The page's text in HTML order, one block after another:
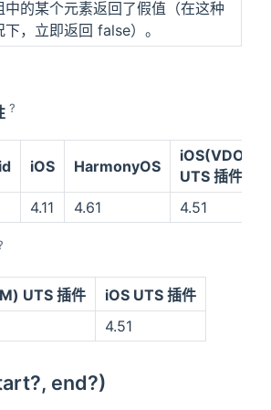
中的某个元素返回了假值（在这种
下，立即返回 false）。
?
iOS HarmonyOS
iOS(VDOM)
UTS 插件
4.11 4.61 4.51
UTS 插件
iOS UTS 插件
4.51
end?)